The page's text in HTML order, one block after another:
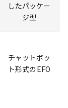
したパッケー
ジ型
チャットボッ
ト形式のEFO